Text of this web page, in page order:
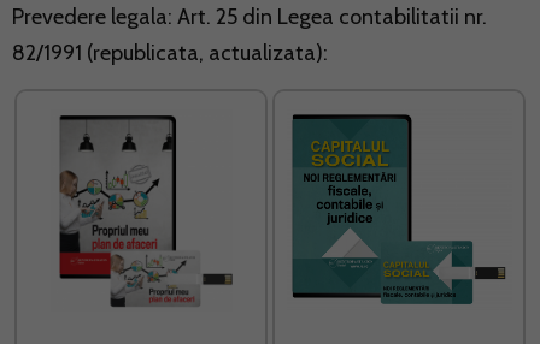
Prevedere legala: Art. 25 din Legea contabilitatii nr.
82/1991 (republicata, actualizata):